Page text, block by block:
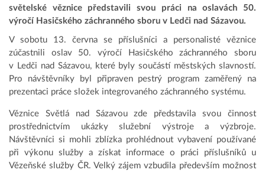
světelské věznice představili svou práci na oslavách 50.
výročí Hasičského záchranného sboru v Ledči nad Sázavou.
V sobotu 13. června se příslušníci a personalisté věznice
zúčastnili oslav 50. výročí Hasičského záchranného sboru
v Ledči nad Sázavou, které byly součástí městských slavností.
Pro návštěvníky byl připraven pestrý program zaměřený na
prezentaci práce složek integrovaného záchranného systému.
Věznice Světlá nad Sázavou zde představila svou činnost
prostřednictvím ukázky služební výstroje a výzbroje.
Návštěvníci si mohli zblízka prohlédnout vybavení používané
při výkonu služby a získat informace o práci příslušníků u
Vězeňské služby ČR. Velký zájem vzbudila především možnost